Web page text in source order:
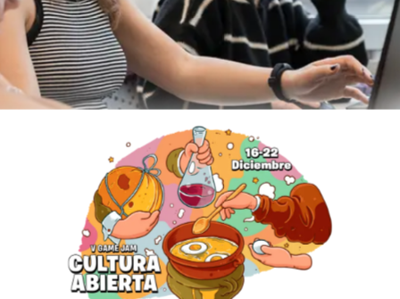
Game Jam Cultura Abierta 5ª
Edición
Exposición con los proyectos de la Game Jam en GameBCN, la
incubadora de videojuegos ubicada en el centro de creación
cultural y artística Palo Alto (Carrer dels Pellaires 30 – 38,
Barcelona) del viernes 11 al sábado 12 de marzo de 2023
inscríbete aquí).
Participa en la quinta edición de la Game Jam Cultura Abierta, haz
juegos usando contenido cultural de dominio público generado en
España, ya sea literario, musical o de otro tipo.